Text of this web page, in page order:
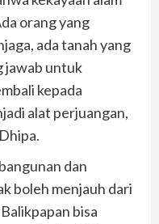
orang yang
ada tanah yang
jawab untuk
kepada
alat perjuangan,
dan
boleh menjauh dari
bisa